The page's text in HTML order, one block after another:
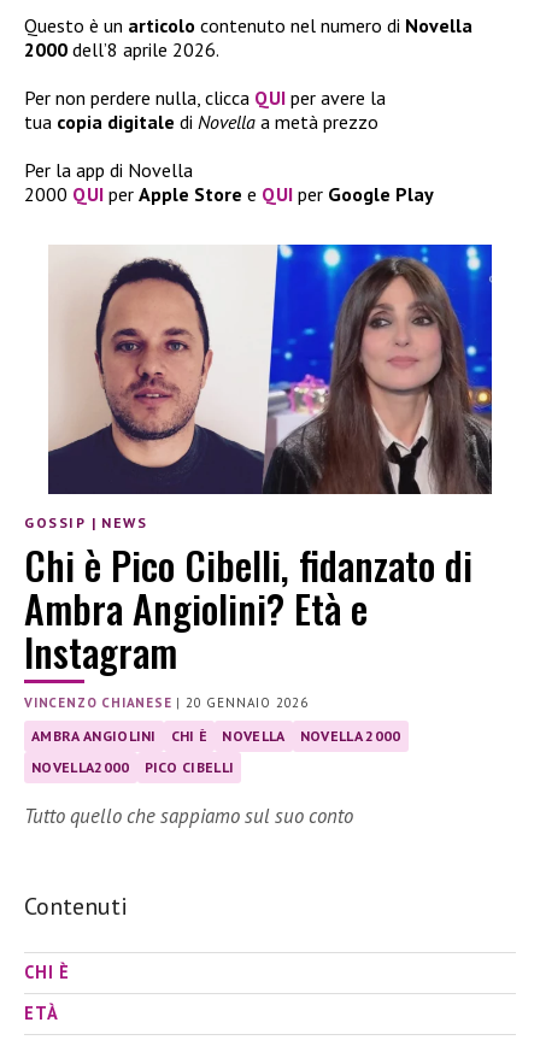
Questo è un articolo contenuto nel numero di Novella
2000 dell’8 aprile 2026.
Per non perdere nulla, clicca QUI per avere la
tua copia digitale di Novella a metà prezzo
Per la app di Novella
2000 QUI per Apple Store e QUI per Google Play
GOSSIP | NEWS
Chi è Pico Cibelli, fidanzato di
Ambra Angiolini? Età e
Instagram
VINCENZO CHIANESE |20 GENNAIO 2026
AMBRA ANGIOLINI CHI È NOVELLA
NOVELLA 2000
NOVELLA2000
PICO CIBELLI
Tutto quello che sappiamo sul suo conto
Contenuti
CHI È
ETÀ